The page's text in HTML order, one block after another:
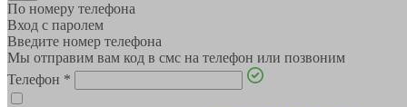
По номеру телефона
Вход с паролем
Введите номер телефона
Мы отправим вам код в смс на телефон или позвоним
Телефон *